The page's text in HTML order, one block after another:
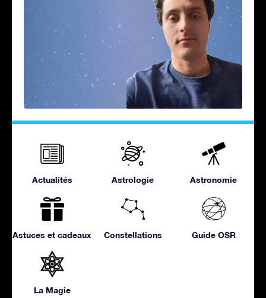
Actualités Astrologie Astronomie
Astuces et cadeaux Constellations Guide OSR
La Magie